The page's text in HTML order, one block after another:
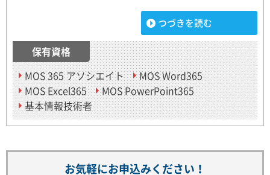
つづきを読む
保有資格
MOS 365 アソシエイト
MOS Word365
MOS Excel365
MOS PowerPoint365
基本情報技術者
お気軽にお申込みください！